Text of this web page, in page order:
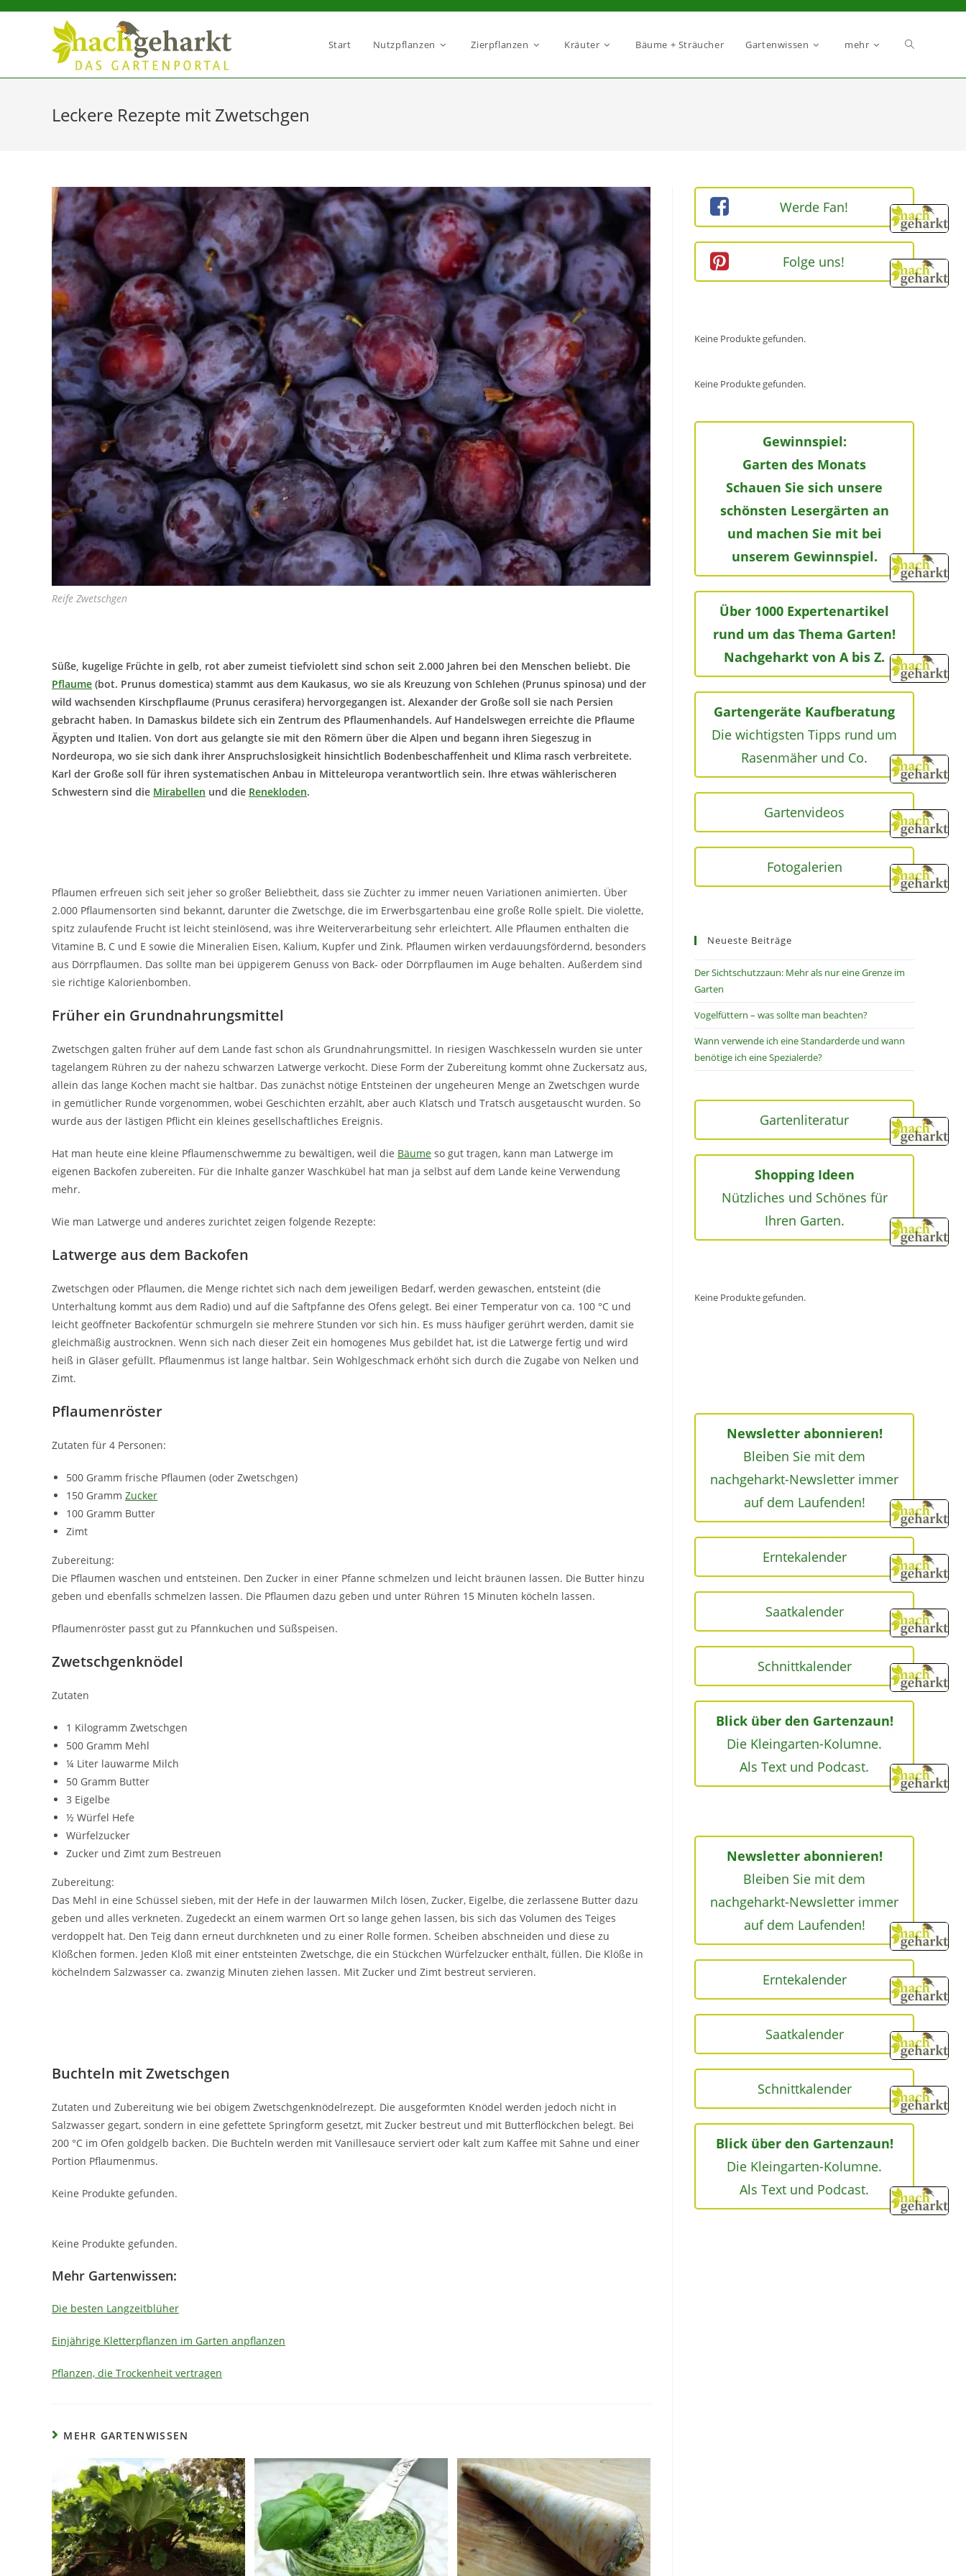
Sidebar-
Start Nutzpflanzen Zierpflanzen Kräuter Bäume + Sträucher Gartenwissen mehr
Leckere Rezepte mit Zwetschgen
Reife Zwetschgen
Süße, kugelige Früchte in gelb, rot aber zumeist tiefviolett sind schon seit 2.000 Jahren bei den Menschen beliebt. Die
Pflaume (bot. Prunus domestica) stammt aus dem Kaukasus, wo sie als Kreuzung von Schlehen (Prunus spinosa) und der
wild wachsenden Kirschpflaume (Prunus cerasifera) hervorgegangen ist. Alexander der Große soll sie nach Persien
gebracht haben. In Damaskus bildete sich ein Zentrum des Pflaumenhandels. Auf Handelswegen erreichte die Pflaume
Ägypten und Italien. Von dort aus gelangte sie mit den Römern über die Alpen und begann ihren Siegeszug in
Nordeuropa, wo sie sich dank ihrer Anspruchslosigkeit hinsichtlich Bodenbeschaffenheit und Klima rasch verbreitete.
Karl der Große soll für ihren systematischen Anbau in Mitteleuropa verantwortlich sein. Ihre etwas wählerischeren
Schwestern sind die Mirabellen und die Renekloden.
Pflaumen erfreuen sich seit jeher so großer Beliebtheit, dass sie Züchter zu immer neuen Variationen animierten. Über
2.000 Pflaumensorten sind bekannt, darunter die Zwetschge, die im Erwerbsgartenbau eine große Rolle spielt. Die violette,
spitz zulaufende Frucht ist leicht steinlösend, was ihre Weiterverarbeitung sehr erleichtert. Alle Pflaumen enthalten die
Vitamine B, C und E sowie die Mineralien Eisen, Kalium, Kupfer und Zink. Pflaumen wirken verdauungsfördernd, besonders
aus Dörrpflaumen. Das sollte man bei üppigerem Genuss von Back- oder Dörrpflaumen im Auge behalten. Außerdem sind
sie richtige Kalorienbomben.
Früher ein Grundnahrungsmittel
Zwetschgen galten früher auf dem Lande fast schon als Grundnahrungsmittel. In riesigen Waschkesseln wurden sie unter
tagelangem Rühren zu der nahezu schwarzen Latwerge verkocht. Diese Form der Zubereitung kommt ohne Zuckersatz aus,
allein das lange Kochen macht sie haltbar. Das zunächst nötige Entsteinen der ungeheuren Menge an Zwetschgen wurde
in gemütlicher Runde vorgenommen, wobei Geschichten erzählt, aber auch Klatsch und Tratsch ausgetauscht wurden. So
wurde aus der lästigen Pflicht ein kleines gesellschaftliches Ereignis.
Hat man heute eine kleine Pflaumenschwemme zu bewältigen, weil die Bäume so gut tragen, kann man Latwerge im
eigenen Backofen zubereiten. Für die Inhalte ganzer Waschkübel hat man ja selbst auf dem Lande keine Verwendung
mehr.
Wie man Latwerge und anderes zurichtet zeigen folgende Rezepte:
Latwerge aus dem Backofen
Zwetschgen oder Pflaumen, die Menge richtet sich nach dem jeweiligen Bedarf, werden gewaschen, entsteint (die
Unterhaltung kommt aus dem Radio) und auf die Saftpfanne des Ofens gelegt. Bei einer Temperatur von ca. 100 °C und
leicht geöffneter Backofentür schmurgeln sie mehrere Stunden vor sich hin. Es muss häufiger gerührt werden, damit sie
gleichmäßig austrocknen. Wenn sich nach dieser Zeit ein homogenes Mus gebildet hat, ist die Latwerge fertig und wird
heiß in Gläser gefüllt. Pflaumenmus ist lange haltbar. Sein Wohlgeschmack erhöht sich durch die Zugabe von Nelken und
Zimt.
Pflaumenröster
Zutaten für 4 Personen:
500 Gramm frische Pflaumen (oder Zwetschgen)
150 Gramm Zucker
100 Gramm Butter
Zimt
Zubereitung:
Die Pflaumen waschen und entsteinen. Den Zucker in einer Pfanne schmelzen und leicht bräunen lassen. Die Butter hinzu
geben und ebenfalls schmelzen lassen. Die Pflaumen dazu geben und unter Rühren 15 Minuten köcheln lassen.
Pflaumenröster passt gut zu Pfannkuchen und Süßspeisen.
Zwetschgenknödel
Zutaten
1 Kilogramm Zwetschgen
500 Gramm Mehl
¼ Liter lauwarme Milch
50 Gramm Butter
3 Eigelbe
½ Würfel Hefe
Würfelzucker
Zucker und Zimt zum Bestreuen
Zubereitung:
Das Mehl in eine Schüssel sieben, mit der Hefe in der lauwarmen Milch lösen, Zucker, Eigelbe, die zerlassene Butter dazu
geben und alles verkneten. Zugedeckt an einem warmen Ort so lange gehen lassen, bis sich das Volumen des Teiges
verdoppelt hat. Den Teig dann erneut durchkneten und zu einer Rolle formen. Scheiben abschneiden und diese zu
Klößchen formen. Jeden Kloß mit einer entsteinten Zwetschge, die ein Stückchen Würfelzucker enthält, füllen. Die Klöße in
köchelndem Salzwasser ca. zwanzig Minuten ziehen lassen. Mit Zucker und Zimt bestreut servieren.
Buchteln mit Zwetschgen
Zutaten und Zubereitung wie bei obigem Zwetschgenknödelrezept. Die ausgeformten Knödel werden jedoch nicht in
Salzwasser gegart, sondern in eine gefettete Springform gesetzt, mit Zucker bestreut und mit Butterflöckchen belegt. Bei
200 °C im Ofen goldgelb backen. Die Buchteln werden mit Vanillesauce serviert oder kalt zum Kaffee mit Sahne und einer
Portion Pflaumenmus.
Keine Produkte gefunden.
Keine Produkte gefunden.
Mehr Gartenwissen:
Die besten Langzeitblüher
Einjährige Kletterpflanzen im Garten anpflanzen
Pflanzen, die Trockenheit vertragen
MEHR GARTENWISSEN
Werde Fan!
Folge uns!
Keine Produkte gefunden.
Keine Produkte gefunden.
Gewinnspiel:
Garten des Monats
Schauen Sie sich unsere
schönsten Lesergärten an
und machen Sie mit bei
unserem Gewinnspiel.
Über 1000 Expertenartikel
rund um das Thema Garten!
Nachgeharkt von A bis Z.
Gartengeräte Kaufberatung
Die wichtigsten Tipps rund um
Rasenmäher und Co.
Gartenvideos
Fotogalerien
Neueste Beiträge
Der Sichtschutzzaun: Mehr als nur eine Grenze im
Garten
Vogelfüttern – was sollte man beachten?
Wann verwende ich eine Standarderde und wann
benötige ich eine Spezialerde?
Gartenliteratur
Shopping Ideen
Nützliches und Schönes für
Ihren Garten.
Keine Produkte gefunden.
Newsletter abonnieren!
Bleiben Sie mit dem
nachgeharkt-Newsletter immer
auf dem Laufenden!
Erntekalender
Saatkalender
Schnittkalender
Blick über den Gartenzaun!
Die Kleingarten-Kolumne.
Als Text und Podcast.
Newsletter abonnieren!
Bleiben Sie mit dem
nachgeharkt-Newsletter immer
auf dem Laufenden!
Erntekalender
Saatkalender
Schnittkalender
Blick über den Gartenzaun!
Die Kleingarten-Kolumne.
Als Text und Podcast.